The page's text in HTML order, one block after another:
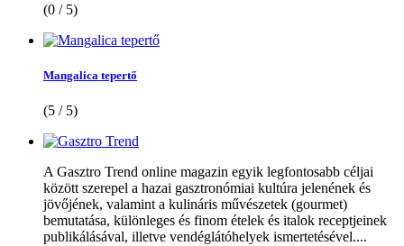
(0 / 5)
Mangalica tepertő
(5 / 5)
A Gasztro Trend online magazin egyik legfontosabb céljai
között szerepel a hazai gasztronómiai kultúra jelenének és
jövőjének, valamint a kulináris művészetek (gourmet)
bemutatása, különleges és finom ételek és italok receptjeinek
publikálásával, illetve vendéglátóhelyek ismertetésével....